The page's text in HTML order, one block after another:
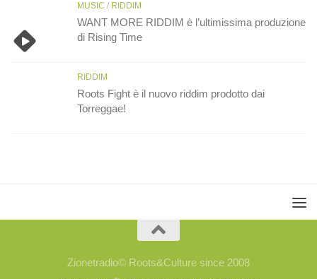
MUSIC / RIDDIM
WANT MORE RIDDIM è l’ultimissima produzione
di Rising Time
RIDDIM
Roots Fight è il nuovo riddim prodotto dai
Torreggae!
Zionetradio© Roots&Culture since 2008